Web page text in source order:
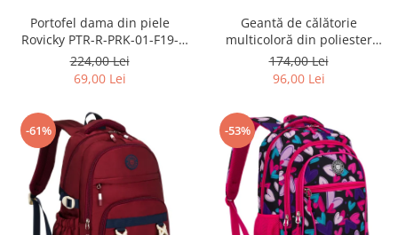
Portofel dama din piele
Rovicky PTR-R-PRK-01-F19-
2757 BE
224,00 Lei
69,00 Lei
Geantă de călătorie
multicoloră din poliester
rezistent cu port USB,
acoperită cu un model vegetal
- Rovicky PTR-R-TL15608-8831
174,00 Lei
96,00 Lei
-61% -53%